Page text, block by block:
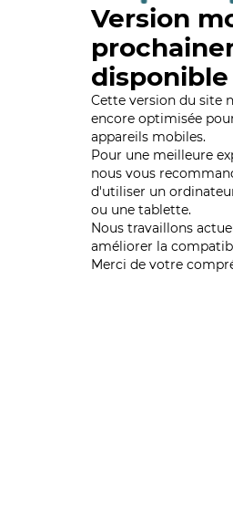
Version
disponible
Cette version du site
encore optimisée
appareils mobiles.
Pour une meilleure
nous vous
d'utiliser un
ou une tablette.
Nous travaillons
améliorer la
Merci de votre